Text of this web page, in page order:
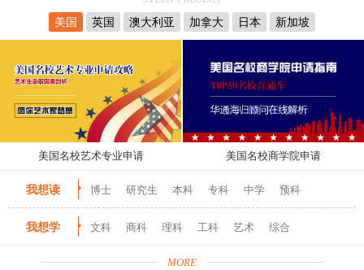
美国
英国 澳大利亚 加拿大 日本 新加坡
美国名校艺术专业申请 美国名校商学院申请
我想读 博士 研究生 本科 专科 中学 预科
我想学 文科 商科 理科 工科 艺术 综合
MORE